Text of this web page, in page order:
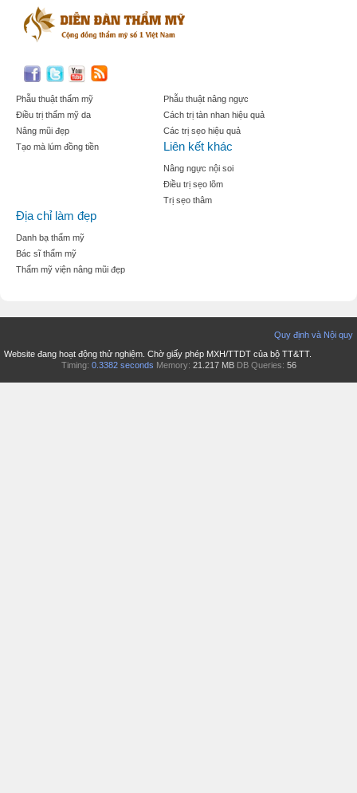
Phẫu thuật thẩm mỹ
Điều trị thẩm mỹ da
Nâng mũi đẹp
Tạo mà lúm đồng tiền
Phẫu thuật nâng ngực
Cách trị tàn nhan hiệu quả
Các trị sẹo hiệu quả
Liên kết khác
Nâng ngực nội soi
Điều trị sẹo lõm
Trị sẹo thâm
Địa chỉ làm đẹp
Danh bạ thẩm mỹ
Bác sĩ thẩm mỹ
Thẩm mỹ viện nâng mũi đẹp
Quy định và Nội quy
Website đang hoạt động thử nghiệm. Chờ giấy phép MXH/TTDT của bộ TT&TT.
Timing: 0.3382 seconds Memory: 21.217 MB DB Queries: 56